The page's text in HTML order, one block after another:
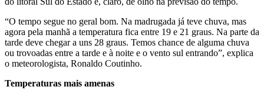
“O tempo segue no geral bom. Na madrugada já teve chuva, mas
agora pela manhã a temperatura fica entre 19 e 21 graus. Na parte da
tarde deve chegar a uns 28 graus. Temos chance de alguma chuva
ou trovoadas entre a tarde e à noite e o vento sul entrando”, explica
o meteorologista, Ronaldo Coutinho.
Temperaturas mais amenas